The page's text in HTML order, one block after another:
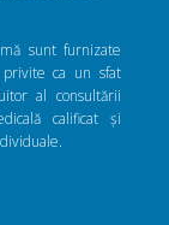
sunt furnizate
ca un sfat
al consultării
calificat și